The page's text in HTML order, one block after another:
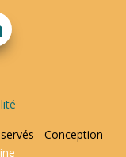
- Conception